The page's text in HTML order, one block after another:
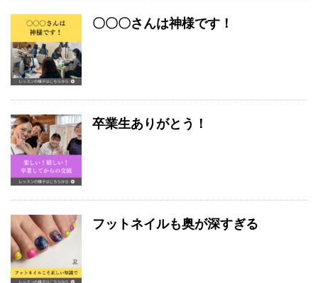
〇〇〇さんは神様です！
卒業生ありがとう！
フットネイルも奥が深すぎる